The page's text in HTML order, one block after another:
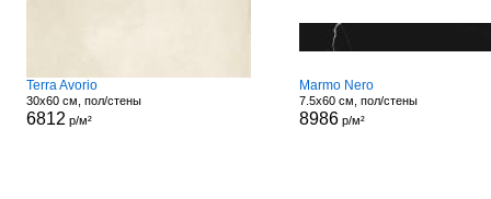
Terra Avorio
30x60 см, пол/стены
6812 р/м²
Marmo Nero
7.5x60 см, пол/стены
8986р/м²